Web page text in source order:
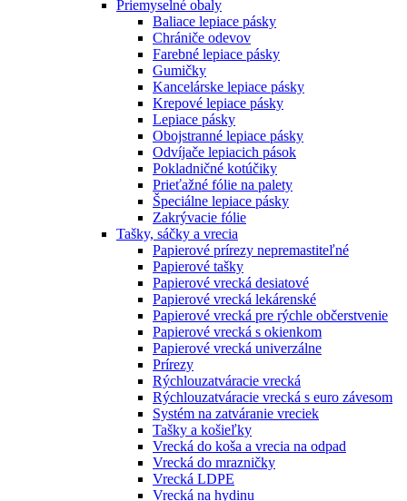
Priemyselné obaly
Baliace lepiace pásky
Chrániče odevov
Farebné lepiace pásky
Gumičky
Kancelárske lepiace pásky
Krepové lepiace pásky
Lepiace pásky
Obojstranné lepiace pásky
Odvíjače lepiacich pások
Pokladničné kotúčiky
Prieťažné fólie na palety
Špeciálne lepiace pásky
Zakrývacie fólie
Tašky, sáčky a vrecia
Papierové prírezy nepremastiteľné
Papierové tašky
Papierové vrecká desiatové
Papierové vrecká lekárenské
Papierové vrecká pre rýchle občerstvenie
Papierové vrecká s okienkom
Papierové vrecká univerzálne
Prírezy
Rýchlouzatváracie vrecká
Rýchlouzatváracie vrecká s euro závesom
Systém na zatváranie vreciek
Tašky a košieľky
Vrecká do koša a vrecia na odpad
Vrecká do mrazničky
Vrecká LDPE
Vrecká na hydinu